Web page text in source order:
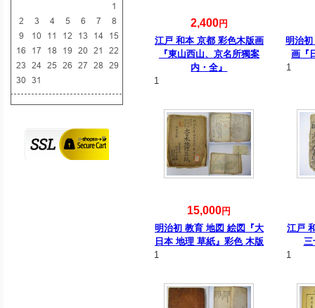
2,400円
江戸 和本 京都 彩色木版画
『東山西山、京名所獨案
内・全』
1
明治
画『
1
15,000円
明治初 教育 地図 絵図『大
日本 地理 草紙』彩色 木版
1
江戸
三
1